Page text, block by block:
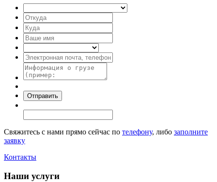
Свяжитесь с нами прямо сейчас по телефону, либо заполните
заявку
Контакты
Наши услуги